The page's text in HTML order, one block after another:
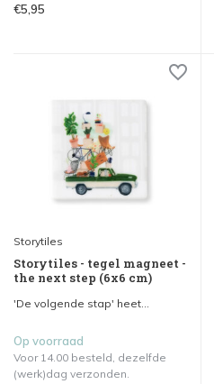
€5,95
Storytiles
Storytiles - tegel magneet -
the next step (6x6 cm)
'De volgende stap' heet...
Op voorraad
Voor 14.00 besteld, dezelfde
(werk)dag verzonden.